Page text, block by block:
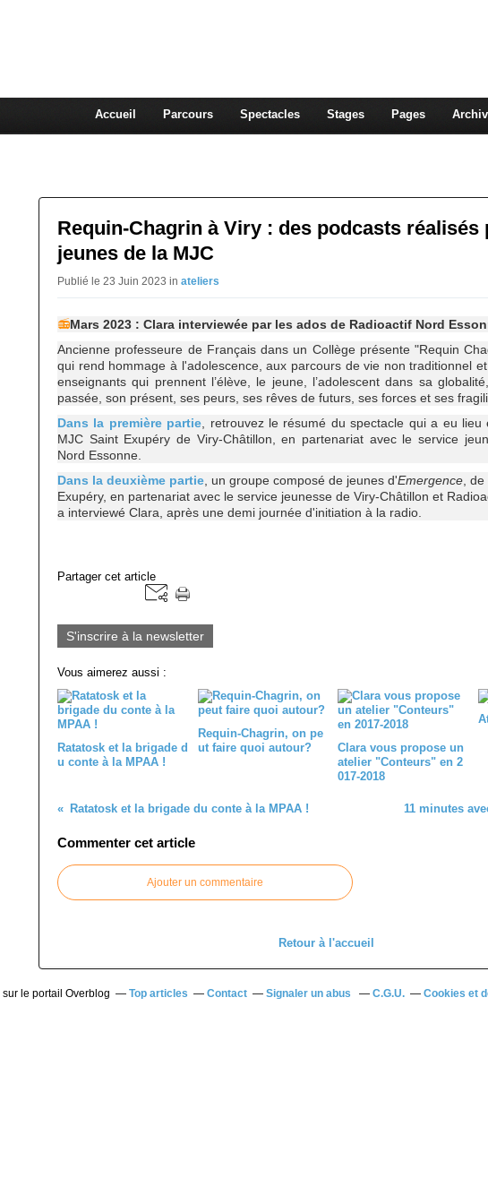
Accueil Parcours Spectacles Stages Pages
Requin-Chagrin à Viry : des podcasts réalisés
jeunes de la MJC
Publié le 23 Juin 2023 in ateliers
📻Mars 2023 : Clara interviewée par les ados de Radioactif Nord
Ancienne professeure de Français dans un Collège présente "Requin
qui rend hommage à l'adolescence, aux parcours de vie non traditionnel
enseignants qui prennent l’élève, le jeune, l’adolescent dans sa
passée, son présent, ses peurs, ses rêves de futurs, ses forces et ses
Dans la première partie , retrouvez le résumé du spectacle qui a eu
MJC Saint Exupéry de Viry-Châtillon, en partenariat avec le service
Nord Essonne.
Dans la deuxième partie , un groupe composé de jeunes d'Emergence ,
Exupéry, en partenariat avec le service jeunesse de Viry-Châtillon et
a interviewé Clara, après une demi journée d'initiation à la radio.
Partager cet article
S'inscrire à la newsletter
Vous aimerez aussi :
Ratatosk et la brigade d
u conte à la MPAA !
Requin-Chagrin, on pe
ut faire quoi autour?
Clara vous propose un
atelier "Conteurs" en 2
017-2018
Ratatosk et la brigade du conte à la MPAA ! 11 minutes
Commenter cet article
Ajouter un commentaire
Retour à l'accueil
sur le portail Overblog Top articles Contact Signaler un abus C.G.U. Cookies et